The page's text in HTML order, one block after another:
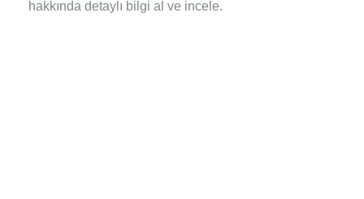
hakkında detaylı bilgi al ve incele.